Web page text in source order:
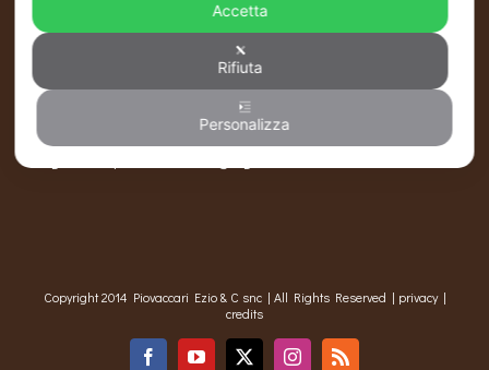
CONTATTI
Via Gorizia, 176 47122 Forlì (FC)
Tel +39 0543-795543 Fax +39 0543-801259
Mail:
info@piovaccari.it
Copyright 2014 Piovaccari Ezio & C snc | All Rights Reserved | privacy|
credits
FacebookYouTube
X Instagram
Rss
Accetta
Rifiuta
Personalizza